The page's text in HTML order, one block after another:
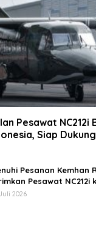
Pesawat NC212i
Siap
Pesanan Kemhan
Pesawat NC212i
2026